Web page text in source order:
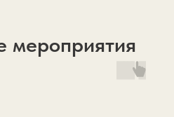
мероприятия